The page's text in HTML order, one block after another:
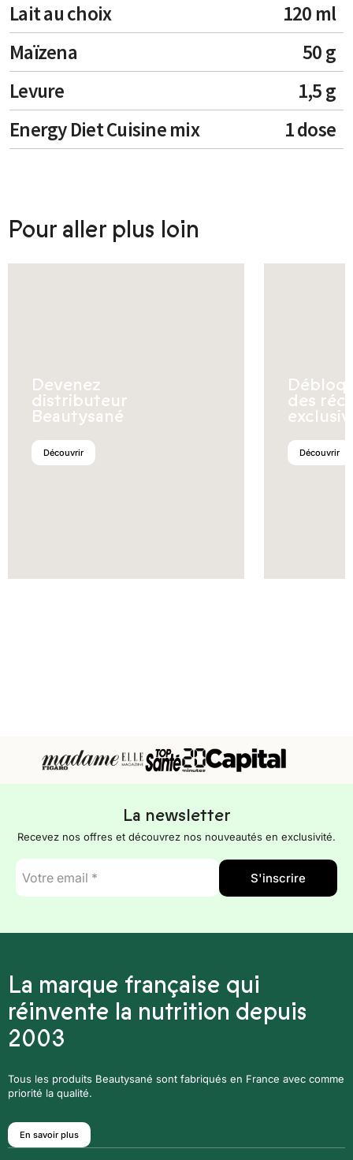
Lait au choix
120 ml
Maïzena
50 g
Levure
1,5 g
Energy Diet Cuisine mix
1 dose
Pour aller plus loin
Devenez
distributeur
Beautysané
Découvrir
des
Découvrir
La newsletter
Recevez nos offres et découvrez nos nouveautés en exclusivité.
E-
mail
*
S'inscrire
La marque française qui
réinvente la nutrition depuis
2003
Tous les produits Beautysané sont fabriqués en France avec comme
priorité la qualité.
En savoir plus